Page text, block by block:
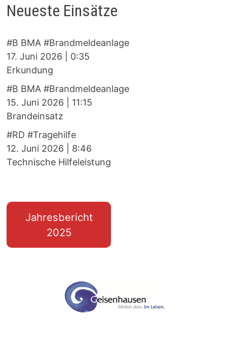
Neueste Einsätze
#B BMA #Brandmeldeanlage
17. Juni 2026
0:35
Erkundung
#B BMA #Brandmeldeanlage
15. Juni 2026
11:15
Brandeinsatz
#RD #Tragehilfe
12. Juni 2026
8:46
Technische Hilfeleistung
Jahresbericht
2025